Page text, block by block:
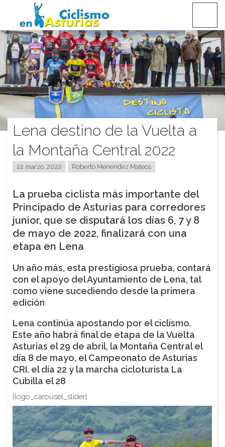
CICLISMO EN ASTURIAS
Lena destino de la Vuelta a
la Montaña Central 2022
22 marzo, 2022 Roberto Menendez Mateos
La prueba ciclista más importante del
Principado de Asturias para corredores
junior, que se disputará los días 6, 7 y 8
de mayo de 2022, finalizará con una
etapa en Lena
Un año más, esta prestigiosa prueba, contará
con el apoyo del Ayuntamiento de Lena, tal
como viene sucediendo desde la primera
edición
Lena continúa apostando por el ciclismo.
Este año habrá final de etapa de la Vuelta
Asturias el 29 de abril, la Montaña Central el
día 8 de mayo, el Campeonato de Asturias
CRI. el día 22 y la marcha cicloturista La
Cubilla el 28
[logo_carousel_slider]